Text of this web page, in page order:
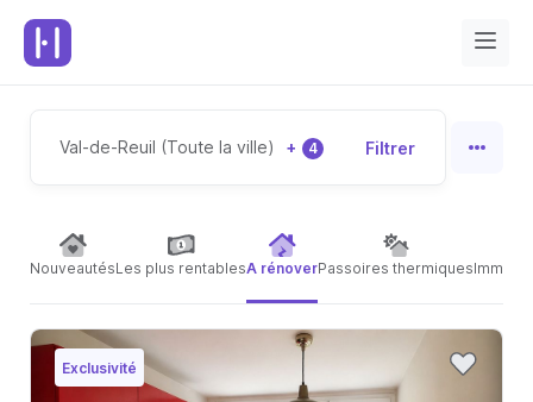
Val-de-Reuil (Toute la ville) + 4 Filtrer
NouveautésLes plus rentablesA rénoverPassoires thermiques
Exclusivité